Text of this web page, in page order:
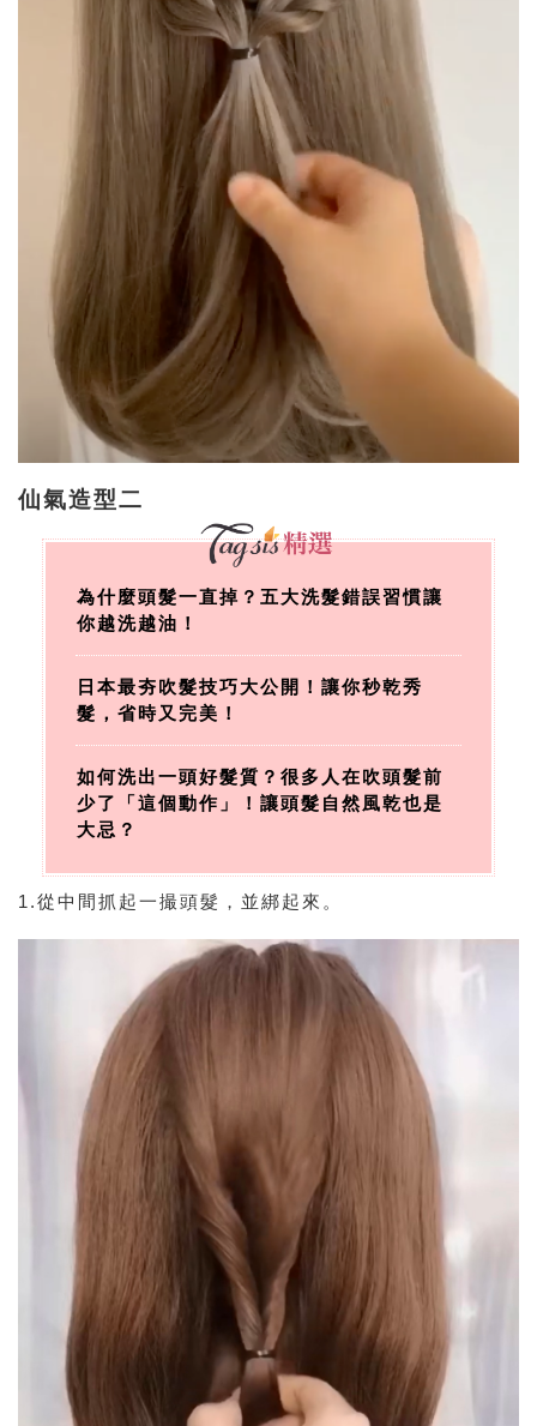
仙氣造型二
為什麼頭髮一直掉？五大洗髮錯誤習慣讓
你越洗越油！
日本最夯吹髮技巧大公開！讓你秒乾秀
髮，省時又完美！
如何洗出一頭好髮質？很多人在吹頭髮前
少了「這個動作」！讓頭髮自然風乾也是
大忌？
1.從中間抓起一撮頭髮，並綁起來。